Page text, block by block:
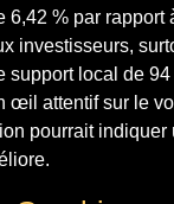
6,42 % par rapport
investisseurs,
support local de
œil attentif sur le
pourrait indiquer